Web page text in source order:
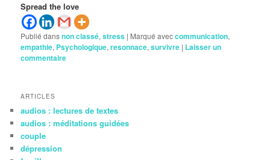
Spread the love
Publié dansnon classé,stress | Marqué aveccommunication,
empathie, Psychologique,resonnace,survivre | Laisser un
commentaire
ARTICLES
audios : lectures de textes
audios : méditations guidées
couple
dépression